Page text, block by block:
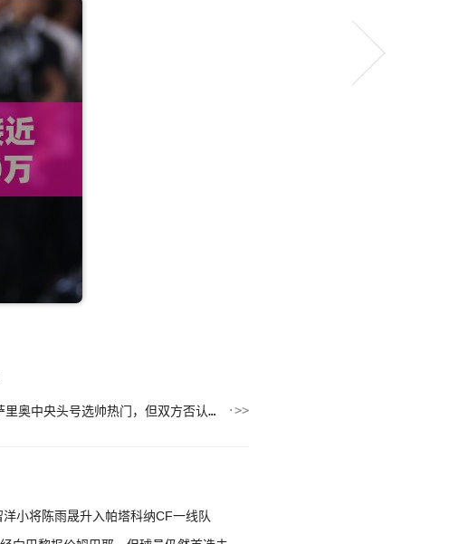
记者：马斯切拉诺是罗萨里奥中央头号选帅热门，但双方否认有谈判
小将陈雨晟升入帕塔科纳CF一线队